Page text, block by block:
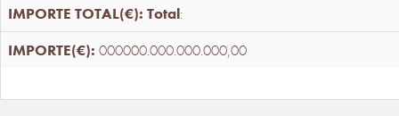
Total:
000000.000.000.000,00